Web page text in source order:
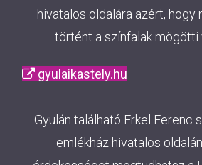
hivatalos oldalára azért, hogy
történt a színfalak mögötti
gyulaikastely.hu
Gyulán található Erkel Ferenc
emlékház hivatalos